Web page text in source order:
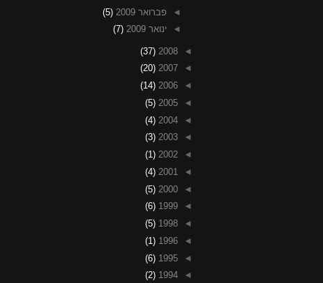
◄ פברואר 2009
(5)
◄ ינואר 2009 (7)
◄
2008
(37)
◄
2007
(20)
◄
2006
(14)
◄
2005
(5)
◄
2004
(4)
◄
2003
(3)
◄
2002
(1)
◄
2001
(4)
◄
2000
(5)
◄
1999
(6)
◄
1998
(5)
◄
1996
(1)
◄
1995
(6)
◄
1994
(2)